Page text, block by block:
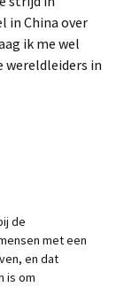
in China over
ik me wel
wereldleiders in
de
met een
en dat
is om